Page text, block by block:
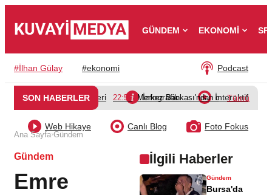
GÜNDEM EKONOMİ
#İlhan Gülay #ekonomi Podcast
İnteraktif
İnfografik
Video Galeri
Foto Fokus
Canlı Blog
Web Hikaye
SON HABERLER 22:50 Merkez Bankası'ndan dövizTümü
Ana Sayfa›Gündem
Gündem
Emre
İlgili Haberler
Gündem
Bursa'da